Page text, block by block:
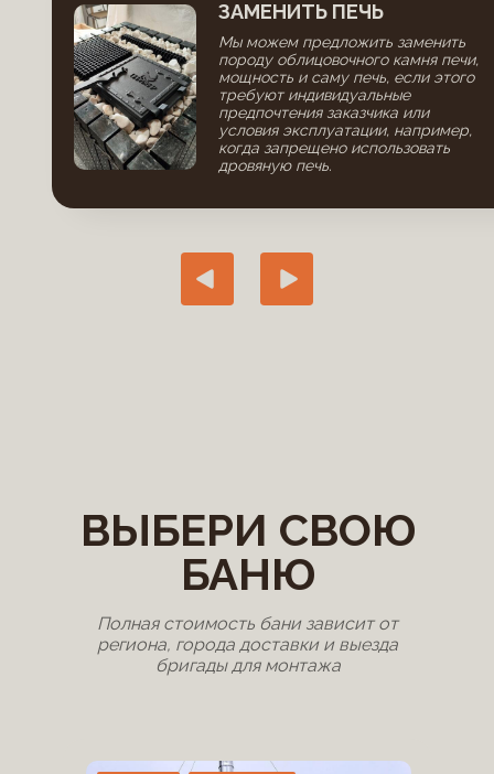
ЗАМЕНИТЬ ПЕЧЬ
Мы можем предложить заменить
породу облицовочного камня печи,
мощность и саму печь, если этого
требуют индивидуальные
предпочтения заказчика или
условия эксплуатации, например,
когда запрещено использовать
дровяную печь.
ВЫБЕРИ СВОЮ
БАНЮ
Полная стоимость бани зависит от
региона, города доставки и выезда
бригады для монтажа